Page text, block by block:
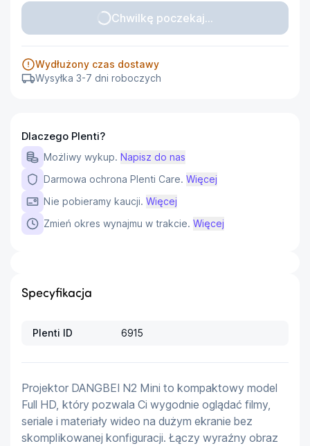
Chwilkę poczekaj...
Wydłużony czas dostawy
Wysyłka 3-7 dni roboczych
Dlaczego Plenti?
Możliwy wykup. Napisz do nas
Darmowa ochrona Plenti Care. Więcej
Nie pobieramy kaucji. Więcej
Zmień okres wynajmu w trakcie. Więcej
Specyfikacja
Plenti ID 6915
Projektor DANGBEI N2 Mini to kompaktowy model
Full HD, który pozwala Ci wygodnie oglądać filmy,
seriale i materiały wideo na dużym ekranie bez
skomplikowanej konfiguracji. Łączy wyraźny obraz